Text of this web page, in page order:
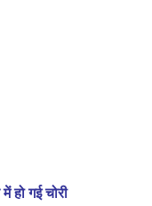
हो गई चोरी